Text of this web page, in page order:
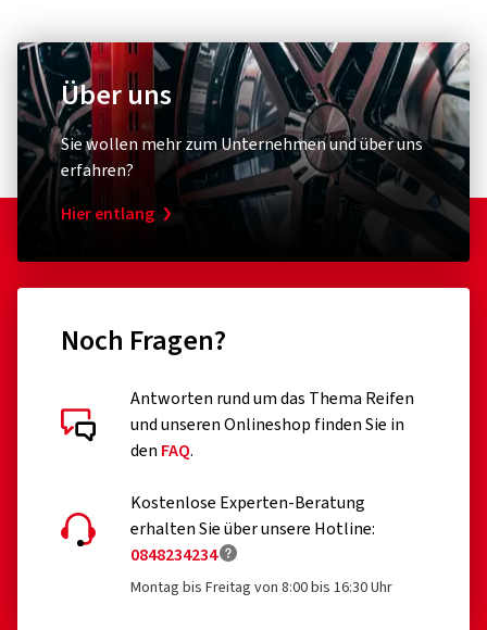
Über uns
Sie wollen mehr zum Unternehmen und über uns
erfahren?
Hier entlang
Noch Fragen?
Antworten rund um das Thema Reifen
und unseren Onlineshop finden Sie in
den FAQ.
Kostenlose Experten-Beratung
erhalten Sie über unsere Hotline:
0848234234
Montag bis Freitag von 8:00 bis 16:30 Uhr